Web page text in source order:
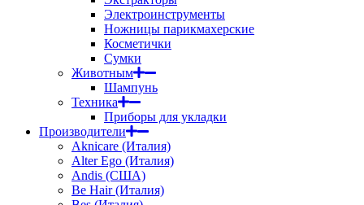
Электроинструменты
Ножницы парикмахерские
Косметички
Сумки
Животным
Шампунь
Техника
Приборы для укладки
Производители
Aknicare (Италия)
Alter Ego (Италия)
Andis (США)
Be Hair (Италия)